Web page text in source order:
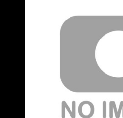
–45B Roblox $34B
Konami $15.1B Unity
Capcom $8.6B 前兩名
他們是純遊戲廠吧 微軟